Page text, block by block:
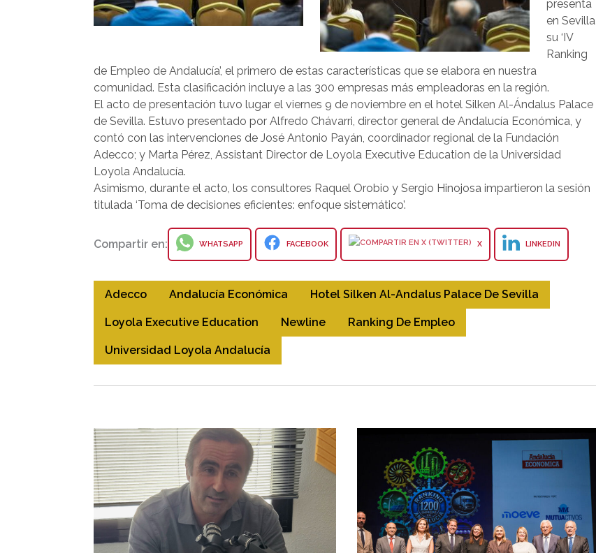
presenta
en Sevilla
su ‘IV
Ranking
de Empleo de Andalucía’, el primero de estas características que se elabora en nuestra
comunidad. Esta clasificación incluye a las 300 empresas más empleadoras en la región.
El acto de presentación tuvo lugar el viernes 9 de noviembre en el hotel Silken Al-Ándalus Palace
de Sevilla. Estuvo presentado por Alfredo Chávarri, director general de Andalucía Económica, y
contó con las intervenciones de José Antonio Payán, coordinador regional de la Fundación
Adecco; y Marta Pérez, Assistant Director de Loyola Executive Education de la Universidad
Loyola Andalucía.
Asimismo, durante el acto, los consultores Raquel Orobio y Sergio Hinojosa impartieron la sesión
titulada ‘Toma de decisiones eficientes: enfoque sistemático’.
Compartir en: WHATSAPP FACEBOOK X LINKEDIN
Adecco Andalucía Económica Hotel Silken Al-Andalus Palace De Sevilla
Loyola Executive Education Newline Ranking De Empleo
Universidad Loyola Andalucía